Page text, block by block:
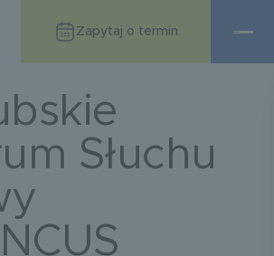
Zapytaj o termin
Słuchu